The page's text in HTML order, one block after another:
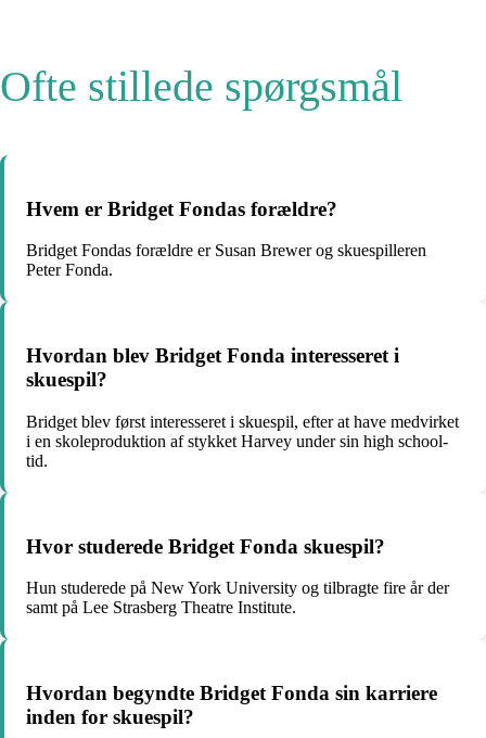
Ofte stillede spørgsmål
Hvem er Bridget Fondas forældre?
Bridget Fondas forældre er Susan Brewer og skuespilleren
Peter Fonda.
Hvordan blev Bridget Fonda interesseret i
skuespil?
Bridget blev først interesseret i skuespil, efter at have medvirket
i en skoleproduktion af stykket Harvey under sin high school-
tid.
Hvor studerede Bridget Fonda skuespil?
Hun studerede på New York University og tilbragte fire år der
samt på Lee Strasberg Theatre Institute.
Hvordan begyndte Bridget Fonda sin karriere
inden for skuespil?